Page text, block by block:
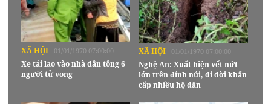
XÃ HỘI 01/01/1970 07:00:00
Xe tải lao vào nhà dân tông 6
người tử vong
XÃ HỘI 01/01/1970 07:00:00
Nghệ An: Xuất hiện vết nứt
lớn trên đỉnh núi, di dời khẩn
cấp nhiều hộ dân